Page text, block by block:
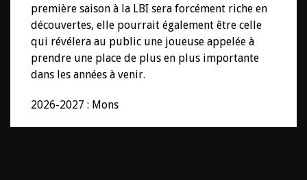
première saison à la LBI sera forcément riche en
découvertes, elle pourrait également être celle
qui révélera au public une joueuse appelée à
prendre une place de plus en plus importante
dans les années à venir.
2026-2027 : Mons